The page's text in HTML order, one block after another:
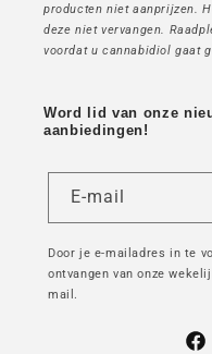
producten niet aanprijzen.
deze niet vervangen.
voordat u cannabidiol gaat
Word lid van onze
aanbiedingen!
E-mail
Door je e-mailadres in te
ontvangen van onze
mail.